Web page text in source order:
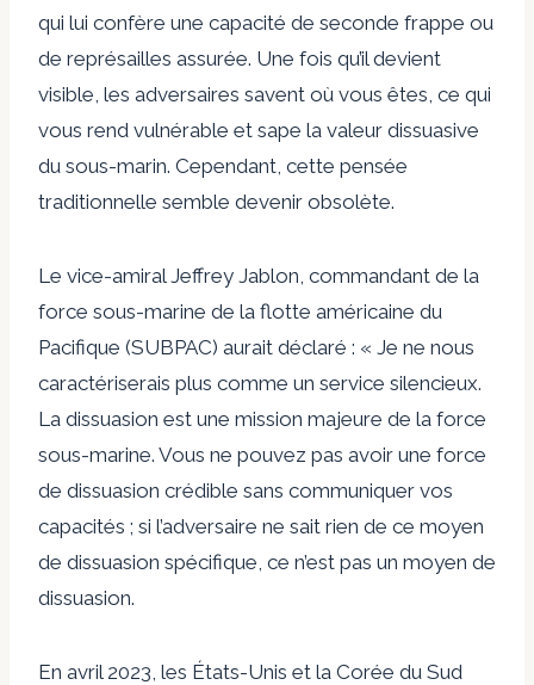
qui lui confère une capacité de seconde frappe ou
de représailles assurée. Une fois qu’il devient
visible, les adversaires savent où vous êtes, ce qui
vous rend vulnérable et sape la valeur dissuasive
du sous-marin. Cependant, cette pensée
traditionnelle semble devenir obsolète.
Le vice-amiral Jeffrey Jablon, commandant de la
force sous-marine de la flotte américaine du
Pacifique (SUBPAC) aurait déclaré : « Je ne nous
caractériserais plus comme un service silencieux.
La dissuasion est une mission majeure de la force
sous-marine. Vous ne pouvez pas avoir une force
de dissuasion crédible sans communiquer vos
capacités ; si l’adversaire ne sait rien de ce moyen
de dissuasion spécifique, ce n’est pas un moyen de
dissuasion.
En avril 2023, les États-Unis et la Corée du Sud